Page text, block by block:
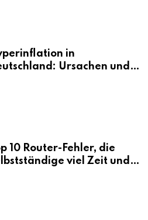
in
Ursachen und
10 Router-Fehler, die
viel Zeit und